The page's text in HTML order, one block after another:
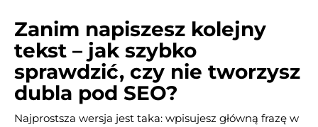
Zanim napiszesz kolejny
tekst – jak szybko
sprawdzić, czy nie tworzysz
dubla pod SEO?
Najprostsza wersja jest taka: wpisujesz główną frazę w